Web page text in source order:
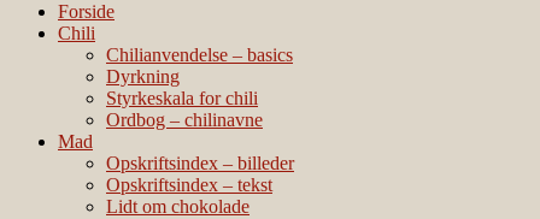
Forside
Chili
Chilianvendelse – basics
Dyrkning
Styrkeskala for chili
Ordbog – chilinavne
Mad
Opskriftsindex – billeder
Opskriftsindex – tekst
Lidt om chokolade